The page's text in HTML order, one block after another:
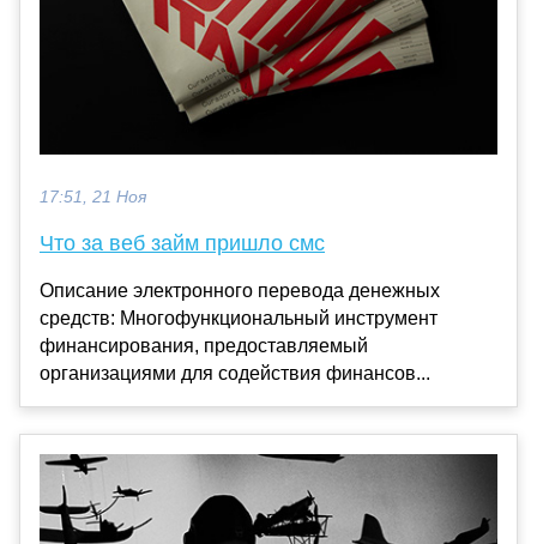
17:51, 21 Ноя
Что за веб займ пришло смс
Описание электронного перевода денежных
средств: Многофункциональный инструмент
финансирования, предоставляемый
организациями для содействия финансов...